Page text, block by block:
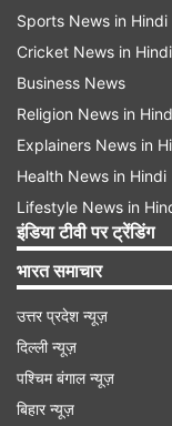
Sports News in Hindi
Cricket News in Hindi
Business News
Religion News in
Explainers News in
Health News in Hindi
Lifestyle News in
इंडिया टीवी पर ट्रेंडिंग
भारत समाचार
उत्तर प्रदेश न्यूज़
दिल्ली न्यूज़
पश्चिम बंगाल न्यूज़
बिहार न्यूज़